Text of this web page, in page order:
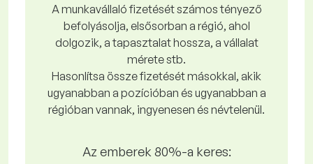
A munkavállaló fizetését számos tényező
befolyásolja, elsősorban a régió, ahol
dolgozik, a tapasztalat hossza, a vállalat
mérete stb.
Hasonlítsa össze fizetését másokkal, akik
ugyanabban a pozícióban és ugyanabban a
régióban vannak, ingyenesen és névtelenül.
Az emberek 80%-a keres: